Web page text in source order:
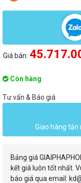
Giá bán:
Còn hàng
Tư vấn & Báo giá
Giao hàng
Bảng giá
kết giá luôn tốt nhất.
báo giá qua email: